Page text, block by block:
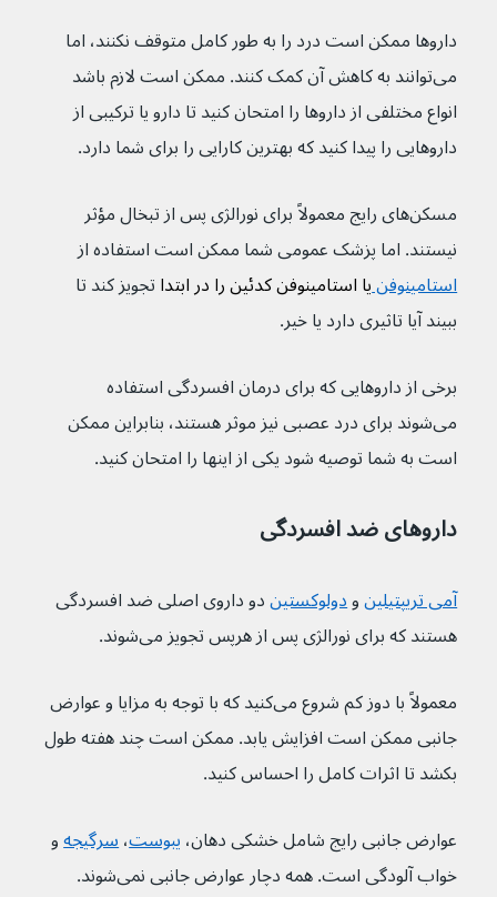
داروها ممکن است درد را به طور کامل متوقف نکنند، اما
می‌توانند به کاهش آن کمک کنند. ممکن است لازم باشد
انواع مختلفی از داروها را امتحان کنید تا دارو یا ترکیبی از
داروهایی را پیدا کنید که بهترین کارایی را برای شما دارد.
مسکن‌های رایج معمولاً برای نورالژی پس از تبخال مؤثر
نیستند. اما پزشک عمومی شما ممکن است استفاده از
استامینوفن یا استامینوفن کدئین را در ابتدا تجویز کند تا
ببیند آیا تاثیری دارد یا خیر.
برخی از داروهایی که برای درمان افسردگی استفاده
می‌شوند برای درد عصبی نیز موثر هستند، بنابراین ممکن
است به شما توصیه شود یکی از اینها را امتحان کنید.
داروهای ضد افسردگی
آمی تریپتیلینو دولوکستیندو داروی اصلی ضد افسردگی
هستند که برای نورالژی پس از هرپس تجویز می‌‌‌‌‌شوند.
معمولاً با دوز کم شروع می‌کنید که با توجه به مزایا و عوارض
جانبی ممکن است افزایش یابد. ممکن است چند هفته طول
بکشد تا اثرات کامل را احساس کنید.
عوارض جانبی رایج شامل خشکی دهان، یبوست، سرگیجهو
خواب آلودگی است. همه دچار عوارض جانبی نمی‌شوند.